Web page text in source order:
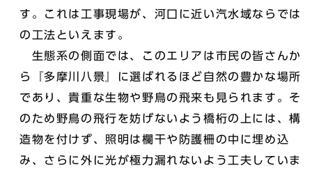
す。これは工事現場が、河口に近い汽水域ならでは
の工法といえます。
生態系の側面では、このエリアは市民の皆さんか
ら『多摩川八景』に選ばれるほど自然の豊かな場所
であり、貴重な生物や野鳥の飛来も見られます。そ
のため野鳥の飛行を妨げないよう橋桁の上には、構
造物を付けず、照明は欄干や防護柵の中に埋め込
み、さらに外に光が極力漏れないよう工夫していま